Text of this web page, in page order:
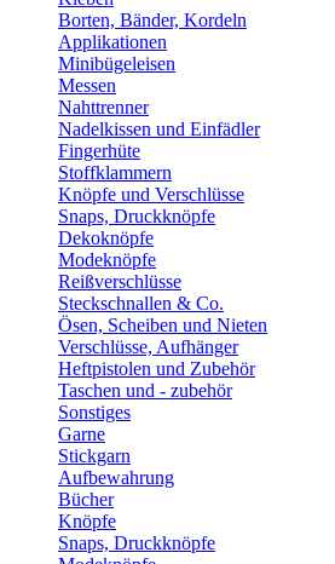
Borten, Bänder, Kordeln
Applikationen
Minibügeleisen
Messen
Nahttrenner
Nadelkissen und Einfädler
Fingerhüte
Stoffklammern
Knöpfe und Verschlüsse
Snaps, Druckknöpfe
Dekoknöpfe
Modeknöpfe
Reißverschlüsse
Steckschnallen & Co.
Ösen, Scheiben und Nieten
Verschlüsse, Aufhänger
Heftpistolen und Zubehör
Taschen und - zubehör
Sonstiges
Garne
Stickgarn
Aufbewahrung
Bücher
Knöpfe
Snaps, Druckknöpfe